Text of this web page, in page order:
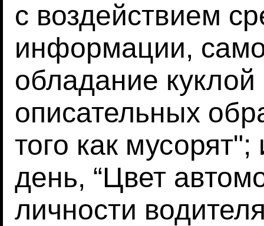
с воздействием
информации,
обладание
описательных
того как
день, “Цвет
личности